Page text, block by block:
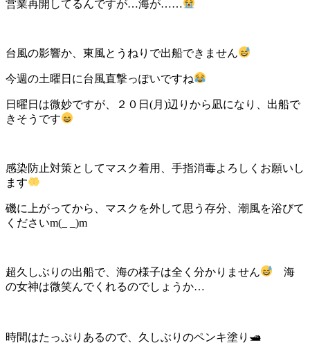
営業再開してるんですが…海が……
台風の影響か、東風とうねりで出船できません
今週の土曜日に台風直撃っぽいですね
日曜日は微妙ですが、２０日(月)辺りから凪になり、出船で
きそうです
感染防止対策としてマスク着用、手指消毒よろしくお願いし
ます
磯に上がってから、マスクを外して思う存分、潮風を浴びて
くださいm(_ _)m
超久しぶりの出船で、海の様子は全く分かりません
海
の女神は微笑んでくれるのでしょうか…
時間はたっぷりあるので、久しぶりのペンキ塗り🛥